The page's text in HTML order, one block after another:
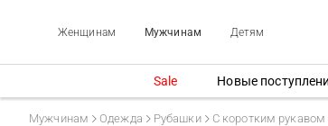
Женщинам Мужчинам Детям
Sale Новые
Мужчинам Одежда Рубашки С коротким рукавом